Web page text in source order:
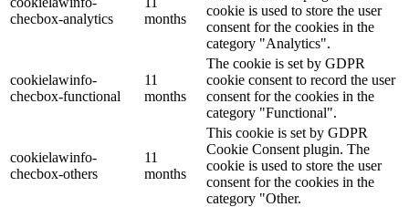
checbox-analytics
months
cookie is used to store the user
consent for the cookies in the
category "Analytics".
cookielawinfo-
checbox-functional
11
months
The cookie is set by GDPR
cookie consent to record the user
consent for the cookies in the
category "Functional".
cookielawinfo-
checbox-others
11
months
This cookie is set by GDPR
Cookie Consent plugin. The
cookie is used to store the user
consent for the cookies in the
category "Other.